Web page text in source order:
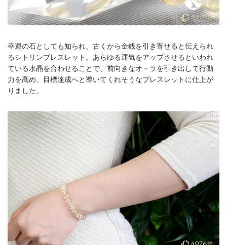
幸運の石としても知られ、古くから金銭を引き寄せると伝えられ
るシトリンブレスレット。あらゆる運気をアップさせるといわれ
ている水晶を合わせることで、前向きなオ－ラを引き出して行動
力を高め、目標達成へと導いてくれそうなブレスレットに仕上が
りました。